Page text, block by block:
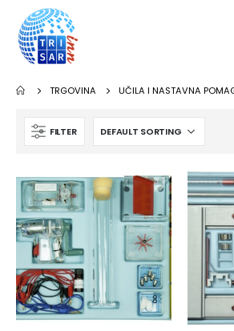
TRGOVINA UČILA I NASTAVNA
FILTER